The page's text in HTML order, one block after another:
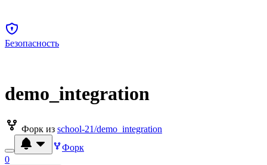
Безопасность
demo_integration
Форк из school-21/demo_integration
Форк
0